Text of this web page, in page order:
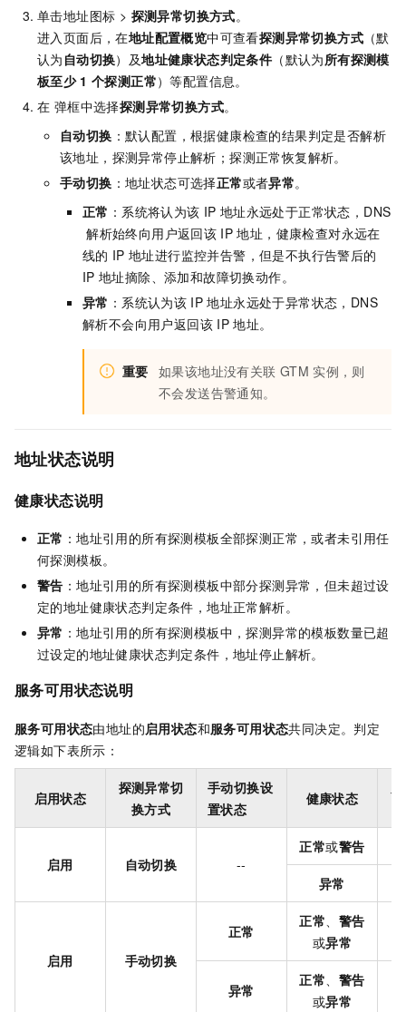
单击地址图标 > 探测异常切换方式。
进入页面后，在地址配置概览中可查看探测异常切换方式 （默
认为 自动切换）及地址健康状态判定条件 （默认为所有探测模
板至少 1 个探测正常）等配置信息。
在 弹框中选择探测异常切换方式。
自动切换 ：默认配置，根据健康检查的结果判定是否解析
该地址，探测异常停止解析；探测正常恢复解析。
手动切换 ：地址状态可选择正常或者异常。
正常 ：系统将认为该 IP 地址永远处于正常状态，DNS
解析始终向用户返回该 IP 地址，健康检查对永远在
线的 IP 地址进行监控并告警，但是不执行告警后的
IP 地址摘除、添加和故障切换动作。
异常 ：系统认为该 IP 地址永远处于异常状态，DNS
解析不会向用户返回该 IP 地址。
重要 如果该地址没有关联 GTM 实例，则
不会发送告警通知。
地址状态说明
健康状态说明
正常 ：地址引用的所有探测模板全部探测正常，或者未引用任
何探测模板。
警告 ：地址引用的所有探测模板中部分探测异常，但未超过设
定的地址健康状态判定条件，地址正常解析。
异常 ：地址引用的所有探测模板中，探测异常的模板数量已超
过设定的地址健康状态判定条件，地址停止解析。
服务可用状态说明
服务可用状态由地址的启用状态和服务可用状态共同决定。判定
逻辑如下表所示：
启用状态
探测异常切
换方式
手动切换设
置状态
健康状态
启用 自动切换 --
正常或警告
异常
启用 手动切换
正常
正常、 警告
或异常
异常
正常、 警告
或异常